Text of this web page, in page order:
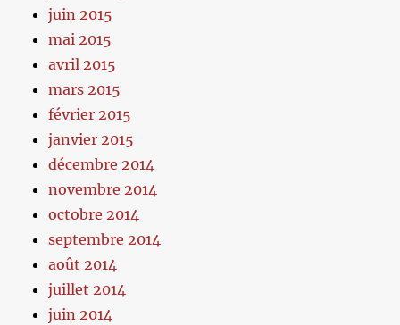
juin 2015
mai 2015
avril 2015
mars 2015
février 2015
janvier 2015
décembre 2014
novembre 2014
octobre 2014
septembre 2014
août 2014
juillet 2014
juin 2014